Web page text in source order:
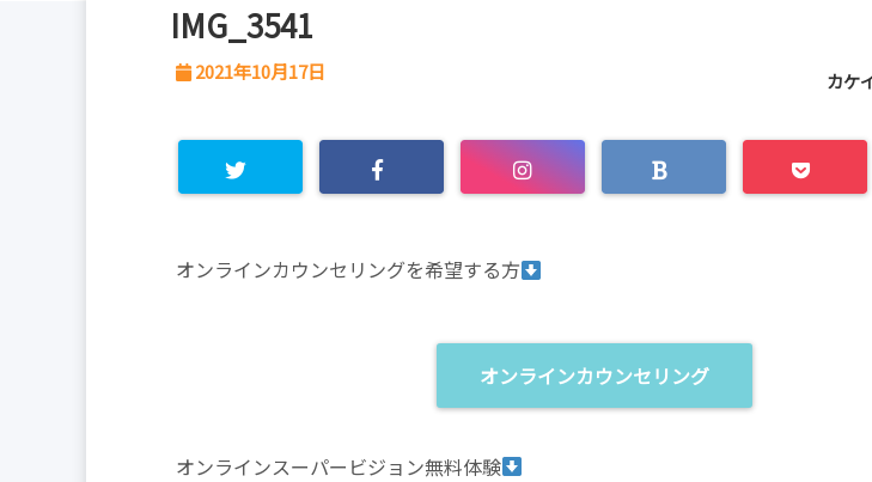
IMG_3541
2021年10月17日 カケ
オンラインカウンセリングを希望する方
オンラインカウンセリング
オンラインスーパービジョン無料体験